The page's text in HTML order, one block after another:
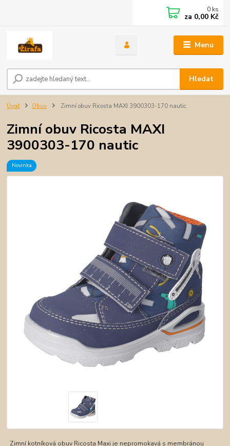
Menu
Hledat
0 ks
za 0,00 Kč
Úvod Obuv Zimní obuv Ricosta MAXI 3900303-170 nautic
Zimní obuv Ricosta MAXI
3900303-170 nautic
Novinka
Zimní kotníková obuv Ricosta Maxi je nepromokavá s membránou